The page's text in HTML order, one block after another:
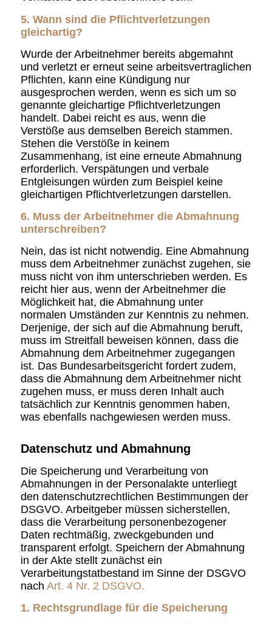
5. Wann sind die Pflichtverletzungen
gleichartig?
Wurde der Arbeitnehmer bereits abgemahnt
und verletzt er erneut seine arbeitsvertraglichen
Pflichten, kann eine Kündigung nur
ausgesprochen werden, wenn es sich um so
genannte gleichartige Pflichtverletzungen
handelt. Dabei reicht es aus, wenn die
Verstöße aus demselben Bereich stammen.
Stehen die Verstöße in keinem
Zusammenhang, ist eine erneute Abmahnung
erforderlich. Verspätungen und verbale
Entgleisungen würden zum Beispiel keine
gleichartigen Pflichtverletzungen darstellen.
6. Muss der Arbeitnehmer die Abmahnung
unterschreiben?
Nein, das ist nicht notwendig. Eine Abmahnung
muss dem Arbeitnehmer zunächst zugehen, sie
muss nicht von ihm unterschrieben werden. Es
reicht hier aus, wenn der Arbeitnehmer die
Möglichkeit hat, die Abmahnung unter
normalen Umständen zur Kenntnis zu nehmen.
Derjenige, der sich auf die Abmahnung beruft,
muss im Streitfall beweisen können, dass die
Abmahnung dem Arbeitnehmer zugegangen
ist. Das Bundesarbeitsgericht fordert zudem,
dass die Abmahnung dem Arbeitnehmer nicht
zugehen muss, er muss deren Inhalt auch
tatsächlich zur Kenntnis genommen haben,
was ebenfalls nachgewiesen werden muss.
Datenschutz und Abmahnung
Die Speicherung und Verarbeitung von
Abmahnungen in der Personalakte unterliegt
den datenschutzrechtlichen Bestimmungen der
DSGVO. Arbeitgeber müssen sicherstellen,
dass die Verarbeitung personenbezogener
Daten rechtmäßig, zweckgebunden und
transparent erfolgt. Speichern der Abmahnung
in der Akte stellt zunächst ein
Verarbeitungstatbestand im Sinne der DSGVO
nach Art. 4 Nr. 2 DSGVO.
1. Rechtsgrundlage für die Speicherung